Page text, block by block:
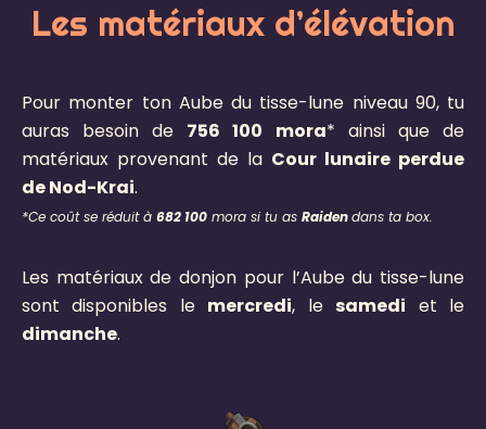
Les matériaux d’élévation​
Pour monter ton Aube du tisse-lune niveau 90, tu
auras besoin de 756 100 mora* ainsi que de
matériaux provenant de la Cour lunaire perdue
de Nod-Krai.
*Ce coût se réduit à 682 100 mora si tu as Raidendans ta box.
Les matériaux de donjon pour l’Aube du tisse-lune
sont disponibles le mercredi, lesamedi et le
dimanche.